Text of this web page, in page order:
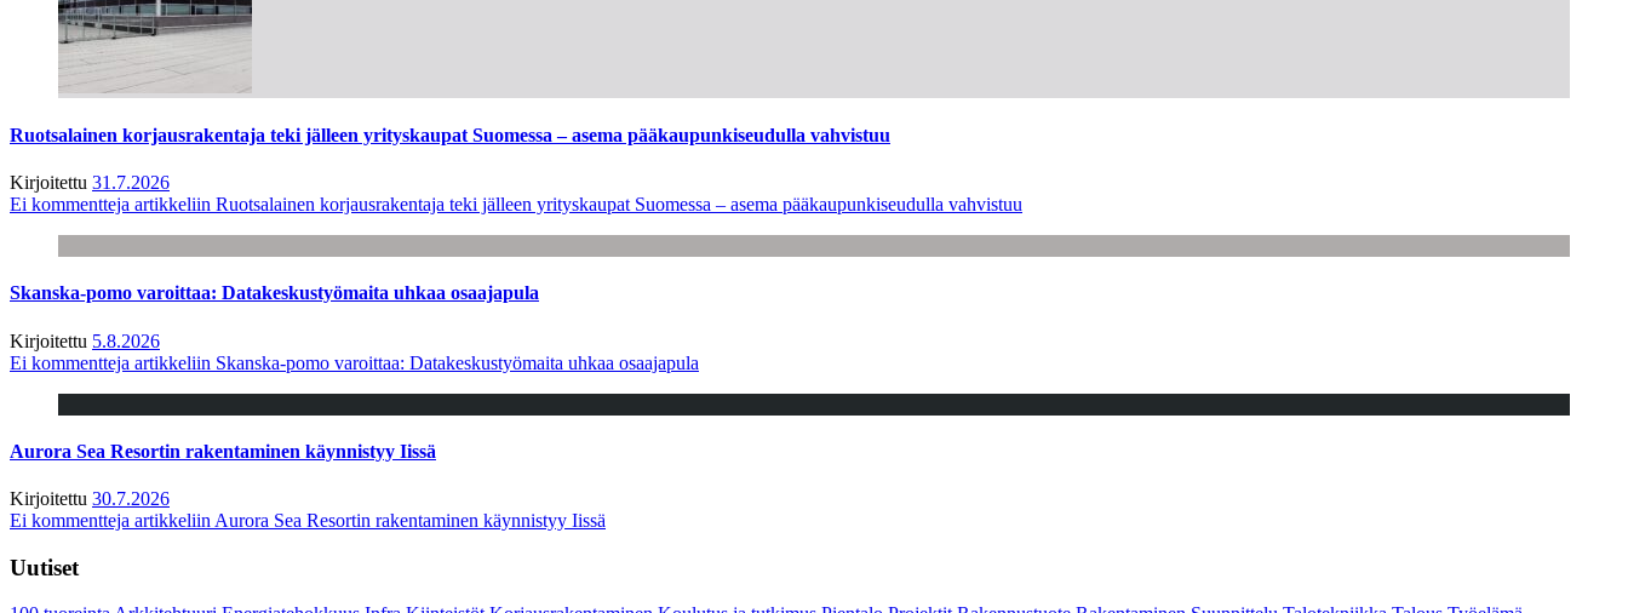
Ruotsalainen korjausrakentaja teki jälleen yrityskaupat Suomessa – asema pääkaupunkiseudulla vahvistuu
Kirjoitettu 31.7.2026
Ei kommentteja artikkeliin Ruotsalainen korjausrakentaja teki jälleen yrityskaupat Suomessa – asema pääkaupunkiseudulla vahvistuu
Skanska-pomo varoittaa: Datakeskustyömaita uhkaa osaajapula
Kirjoitettu 5.8.2026
Ei kommentteja artikkeliin Skanska-pomo varoittaa: Datakeskustyömaita uhkaa osaajapula
Aurora Sea Resortin rakentaminen käynnistyy Iissä
Kirjoitettu 30.7.2026
Ei kommentteja artikkeliin Aurora Sea Resortin rakentaminen käynnistyy Iissä
Uutiset